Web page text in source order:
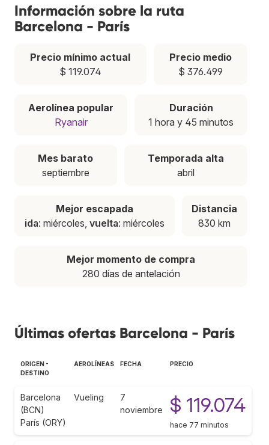
Información sobre la ruta
Barcelona - París
Precio mínimo actual
$ 119.074
Precio medio
$ 376.499
Aerolínea popular
Ryanair
Duración
1 hora y 45 minutos
Mes barato
septiembre
Temporada alta
abril
Mejor escapada
ida: miércoles, vuelta: miércoles
Distancia
830 km
Mejor momento de compra
280 días de antelación
Últimas ofertas Barcelona - París
ORIGEN -
DESTINO
AEROLÍNEAS FECHA PRECIO
Barcelona
(BCN)
París (ORY)
Vueling
7
noviembre
$ 119.074
hace 77 minutos